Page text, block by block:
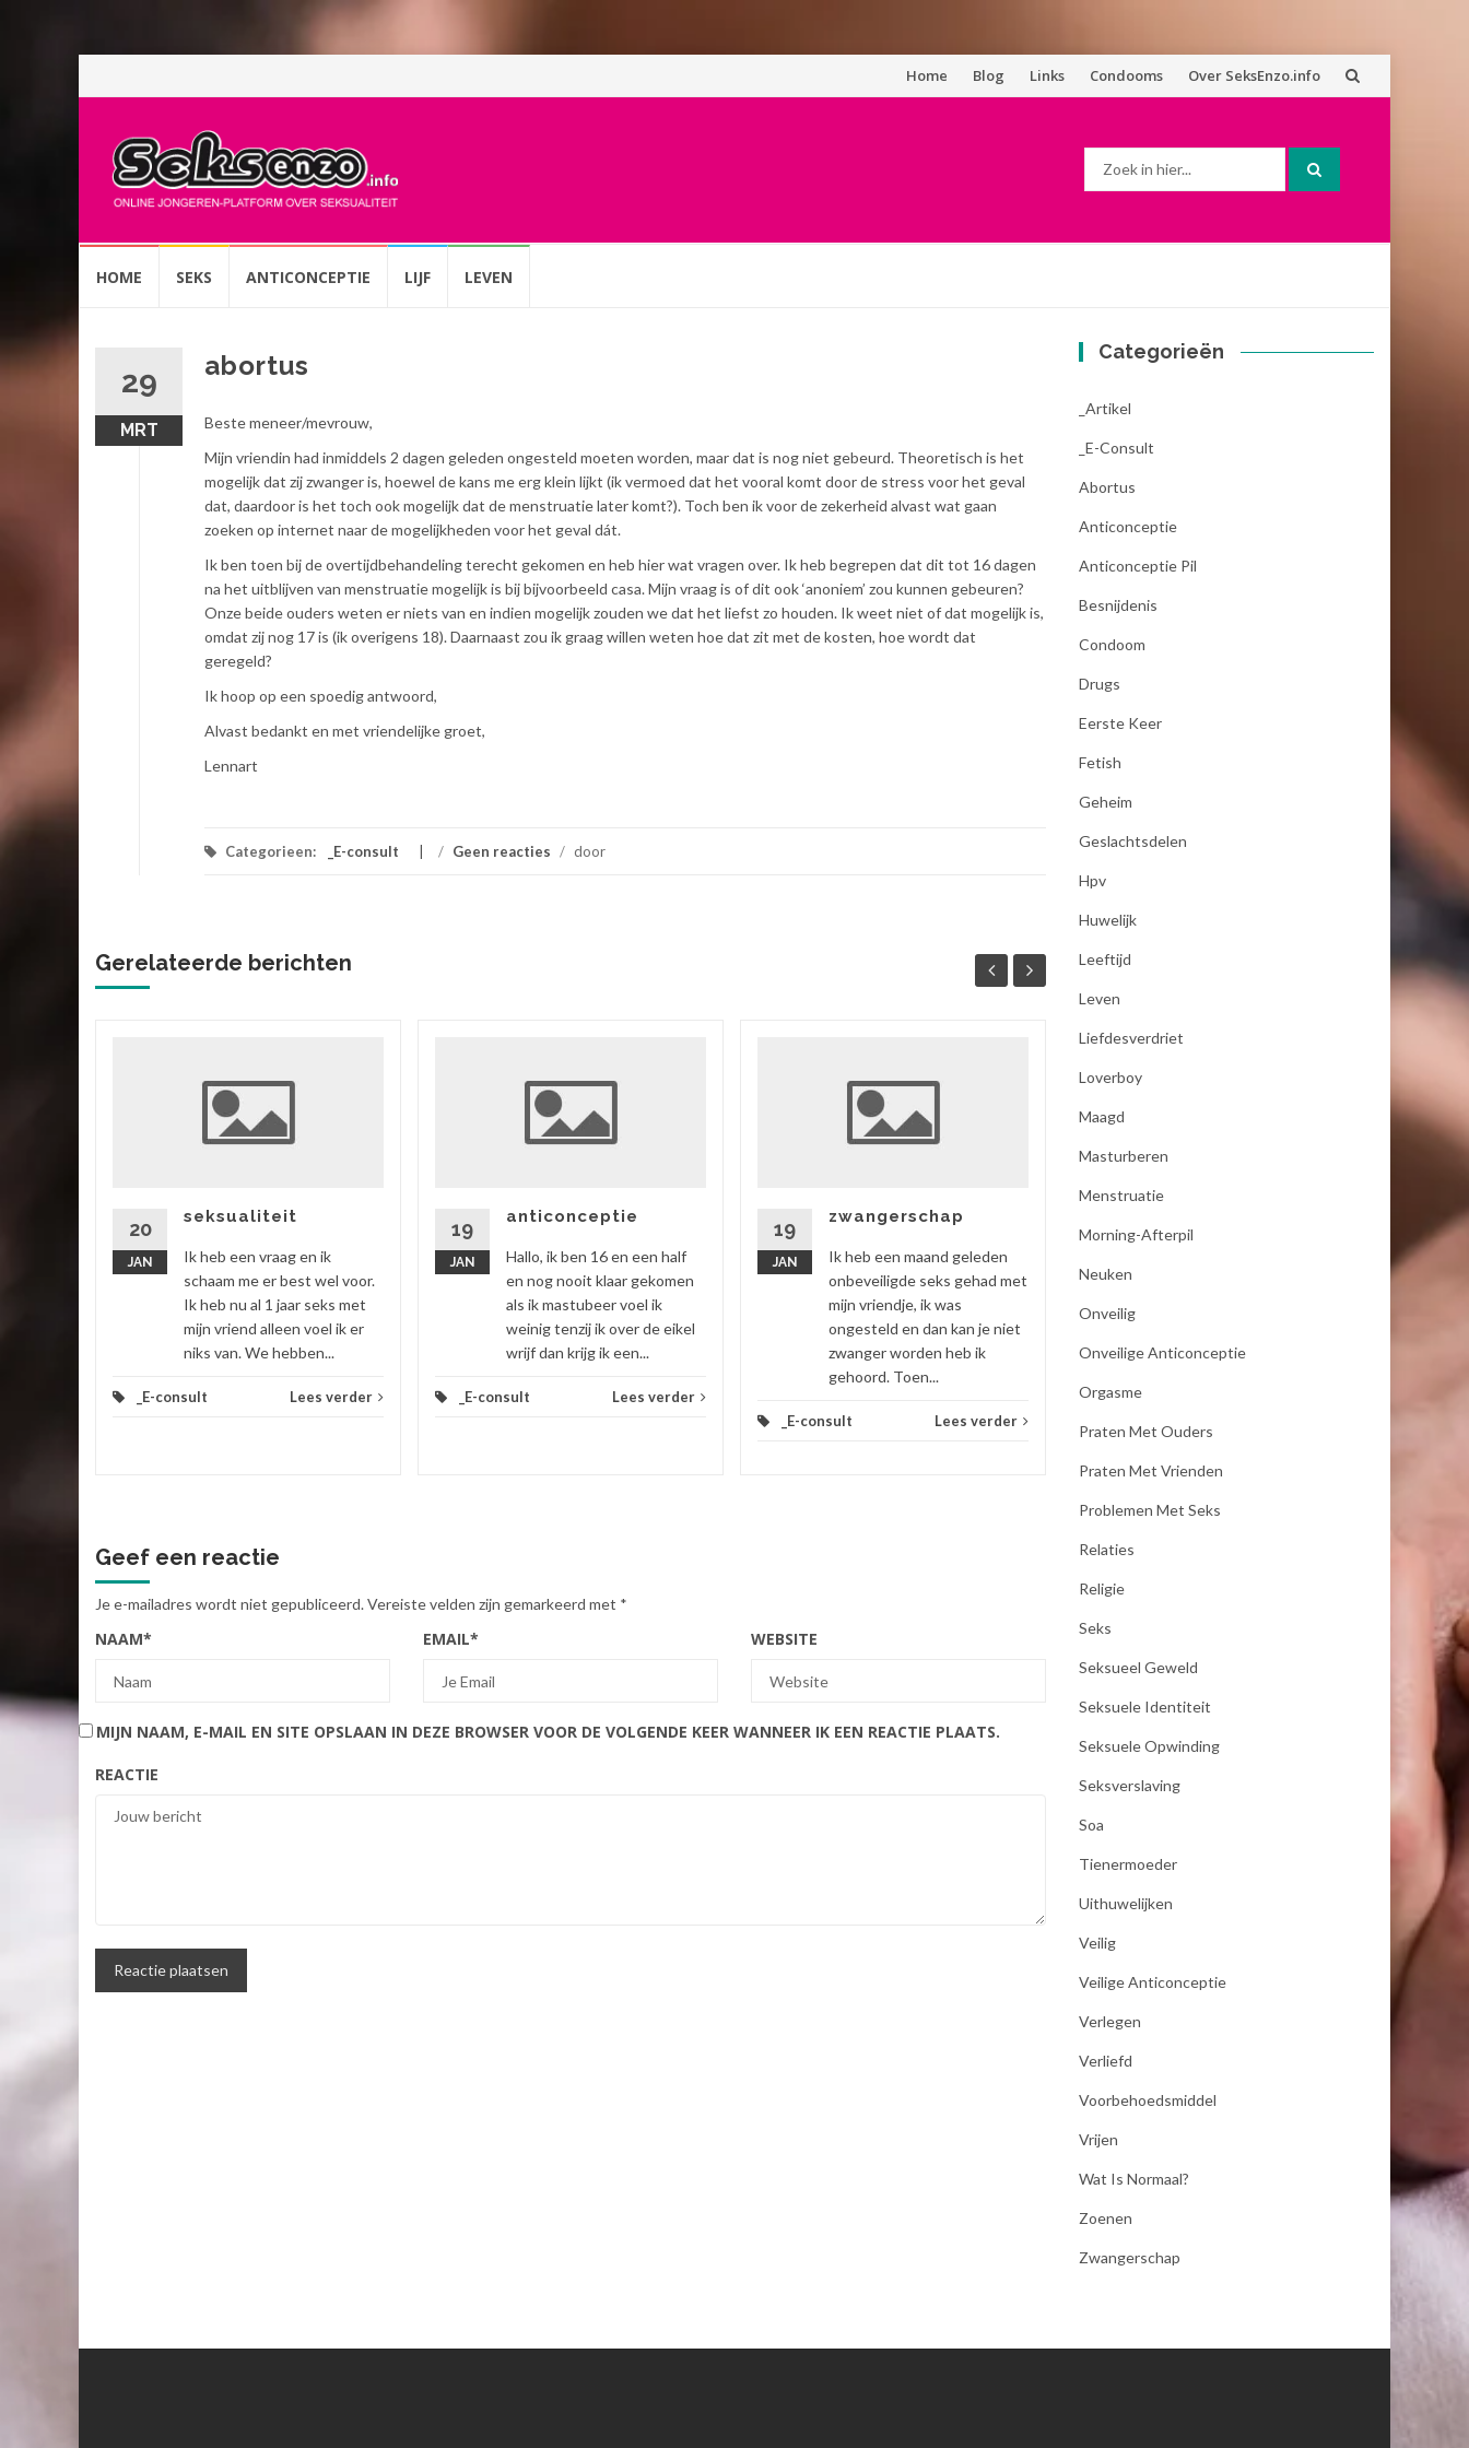
Spring
Home Blog Links Condooms Over SeksEnzo.info
naarHOME SEKS ANTICONCEPTIE LIJF LEVEN
29
MRT
abortus
Beste meneer/mevrouw,
Mijn vriendin had inmiddels 2 dagen geleden ongesteld moeten worden, maar dat is nog niet gebeurd. Theoretisch is het
mogelijk dat zij zwanger is, hoewel de kans me erg klein lijkt (ik vermoed dat het vooral komt door de stress voor het geval
dat, daardoor is het toch ook mogelijk dat de menstruatie later komt?). Toch ben ik voor de zekerheid alvast wat gaan
zoeken op internet naar de mogelijkheden voor het geval dát.
Ik ben toen bij de overtijdbehandeling terecht gekomen en heb hier wat vragen over. Ik heb begrepen dat dit tot 16 dagen
na het uitblijven van menstruatie mogelijk is bij bijvoorbeeld casa. Mijn vraag is of dit ook ‘anoniem’ zou kunnen gebeuren?
Onze beide ouders weten er niets van en indien mogelijk zouden we dat het liefst zo houden. Ik weet niet of dat mogelijk is,
omdat zij nog 17 is (ik overigens 18). Daarnaast zou ik graag willen weten hoe dat zit met de kosten, hoe wordt dat
geregeld?
Ik hoop op een spoedig antwoord,
Alvast bedankt en met vriendelijke groet,
Lennart
Categorieen: _E-consult / Geen reacties / door
Gerelateerde berichten
20
JAN
seksualiteit
Ik heb een vraag en ik
schaam me er best wel voor.
Ik heb nu al 1 jaar seks met
mijn vriend alleen voel ik er
niks van. We hebben...
_E-consult Lees verder
19
JAN
anticonceptie
Hallo, ik ben 16 en een half
en nog nooit klaar gekomen
als ik mastubeer voel ik
weinig tenzij ik over de eikel
wrijf dan krijg ik een...
_E-consult Lees verder
19
JAN
zwangerschap
Ik heb een maand geleden
onbeveiligde seks gehad met
mijn vriendje, ik was
ongesteld en dan kan je niet
zwanger worden heb ik
gehoord. Toen...
_E-consult Lees verder
19
JAN
hebben anders word ik er
pakt zij een koel element uit
de...
_E-consult
JAN
Geef een reactie
Je e-mailadres wordt niet gepubliceerd.Vereiste velden zijn gemarkeerd met *
NAAM* EMAIL* WEBSITE
MIJN NAAM, E-MAIL EN SITE OPSLAAN IN DEZE BROWSER VOOR DE VOLGENDE KEER WANNEER IK EEN REACTIE PLAATS.
REACTIE
Categorieën
_Artikel
_E-Consult
Abortus
Anticonceptie
Anticonceptie Pil
Besnijdenis
Condoom
Drugs
Eerste Keer
Fetish
Geheim
Geslachtsdelen
Hpv
Huwelijk
Leeftijd
Leven
Liefdesverdriet
Loverboy
Maagd
Masturberen
Menstruatie
Morning-Afterpil
Neuken
Onveilig
Onveilige Anticonceptie
Orgasme
Praten Met Ouders
Praten Met Vrienden
Problemen Met Seks
Relaties
Religie
Seks
Seksueel Geweld
Seksuele Identiteit
Seksuele Opwinding
Seksverslaving
Soa
Tienermoeder
Uithuwelijken
Veilig
Veilige Anticonceptie
Verlegen
Verliefd
Voorbehoedsmiddel
Vrijen
Wat Is Normaal?
Zoenen
Zwangerschap